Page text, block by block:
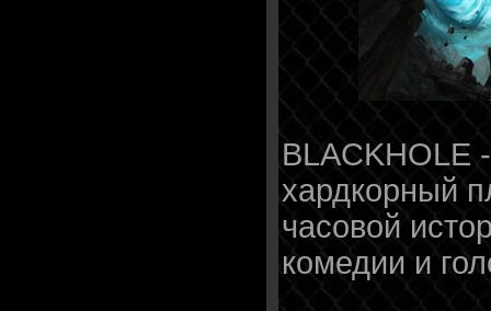
BLACKHOLE
хардкорный
часовой
комедии и